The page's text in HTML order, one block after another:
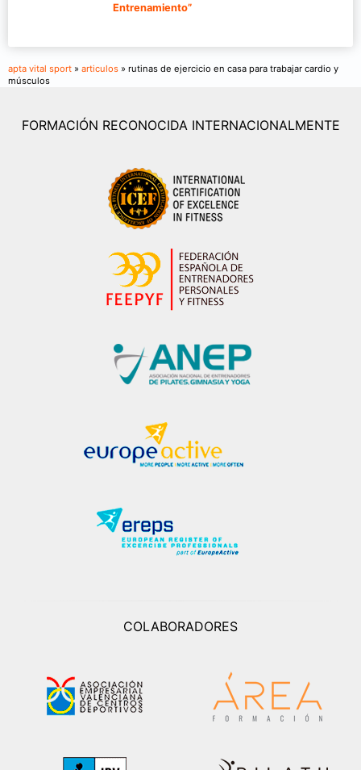
Entrenamiento”
apta vital sport » articulos » rutinas de ejercicio en casa para trabajar cardio y
músculos
FORMACIÓN RECONOCIDA INTERNACIONALMENTE
COLABORADORES